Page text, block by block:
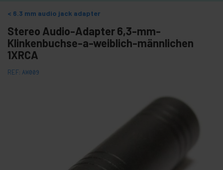
6.3 mm audio jack adapter
Stereo Audio-Adapter 6,3-mm-
Klinkenbuchse-a-weiblich-männlichen
1XRCA
REF: AW009